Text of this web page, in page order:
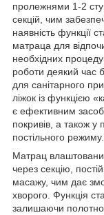
пролежнями 1-2
секцій, чим
наявність функції
матраца для
необхідних
роботи деякий час
для санітарного
ліжок із функцією
є ефективним
покривів, а також у
постільного режиму.
Матрац
через секцію,
масажу, чим дає
хворого. Функція
залишаючи полотно